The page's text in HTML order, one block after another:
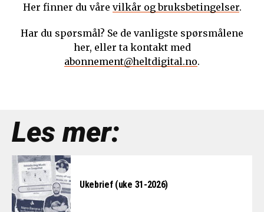
Her finner du våre vilkår og bruksbetingelser.
Har du spørsmål? Se de vanligste spørsmålene
her, eller ta kontakt med
abonnement@heltdigital.no.
Les mer:
Ukebrief (uke 31-2026)